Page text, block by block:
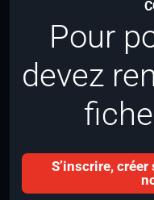
Pour
devez
S’inscrire,